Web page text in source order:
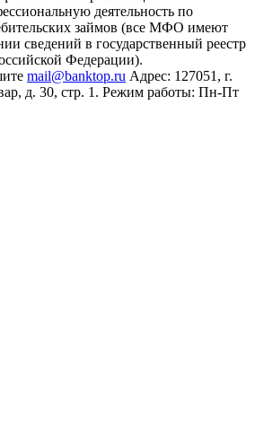
деятельность по
займов (все МФО имеют
сведений в государственный реестр
Федерации).
mail@banktop.ru Адрес: 127051, г.
д. 30, стр. 1. Режим работы: Пн-Пт